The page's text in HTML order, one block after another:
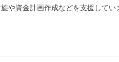
や資金計画作成などを支援してい